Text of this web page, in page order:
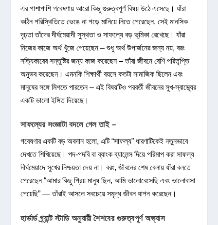
এর পাশাপাশি গবেষণায় আরো কিছু গুরুত্বপূর্ণ বিষয় উঠে এসেছে। যাঁরা
কঠিন পরিস্থিতিতে ভেঙে না পড়ে মানিয়ে নিতে পেরেছেন, সেই মানসিক
দৃঢ়তা তাঁদের দীর্ঘমেয়াদী সুস্থতা ও সাফল্যে বড় ভূমিকা রেখেছে। যাঁরা
নিজের কাজে অর্থ খুঁজে পেয়েছেন – শুধু অর্থ উপার্জনের জন্য নয়, বরং
সত্যিকারের সন্তুষ্টির জন্য কাজ করেছেন – তাঁরা জীবনে বেশি পরিতৃপ্তি
অনুভব করেছেন। এমনকি শিক্ষার্থী বয়সে কতটা সামাজিক ছিলেন এবং
মানুষের সঙ্গে মিশতে পারতেন – এই বিষয়টিও পরবর্তী জীবনের সুখ-স্বাস্থ্যের
একটি ভালো ইঙ্গিত দিয়েছে।
সাফল্যের সংজ্ঞাটা বদলে গেল তাই –
গবেষণার একটি বড় অবদান হলো, এটি “সাফল্য” ধারণাটিকেই নতুনভাবে
দেখতে শিখিয়েছে। পদ-পদবি বা ব্যাংক ব্যালেন্স দিয়ে পরিমাপ করা সাফল্য
দীর্ঘমেয়াদে সুখের নিশ্চয়তা দেয় না। বরং, জীবনের শেষ বেলায় যাঁরা বলতে
পেরেছেন “আমার কিছু প্রিয় মানুষ ছিল, আমি ভালোবেসেছি এবং ভালোবাসা
পেয়েছি” — তাঁরাই আসলে সবচেয়ে সমৃদ্ধ জীবন যাপন করেছেন।
হার্ভার্ড গ্র্যান্ট স্টাডি অনুযায়ী শৈশবের গুরুত্বপূর্ণ অভ্যাস